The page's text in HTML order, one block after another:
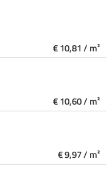
€ 10,81 / m²
€ 10,60 / m²
€ 9,97 / m²